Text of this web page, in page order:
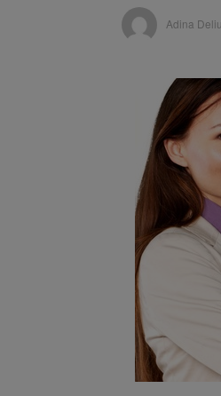
Adina Deliu